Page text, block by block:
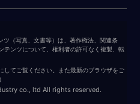
（写真、文書等）は、著作権法、関連条
テンツについて、権利者の許可なく複製、転
てご覧ください。また最新のブラウザをご
co., ltd All rights reserved.